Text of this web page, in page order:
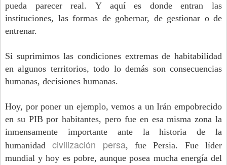
pueda parecer real. Y aquí es donde entran las
instituciones, las formas de gobernar, de gestionar o de
entrenar.
Si suprimimos las condiciones extremas de habitabilidad
en algunos territorios, todo lo demás son consecuencias
humanas, decisiones humanas.
Hoy, por poner un ejemplo, vemos a un Irán empobrecido
en su PIB por habitantes, pero fue en esa misma zona la
inmensamente importante ante la historia de la
humanidadcivilización persa, fue Persia. Fue líder
mundial y hoy es pobre, aunque posea mucha energía del